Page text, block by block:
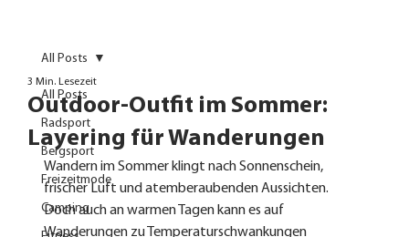
All Posts
Radsport
Bergsport
Freizeitmode
Camping
All Posts
Outdoor-Outfit im Sommer:
Layering für Wanderungen
3 Min. Lesezeit
Wandern im Sommer klingt nach Sonnenschein,
frischer Luft und atemberaubenden Aussichten.
Doch auch an warmen Tagen kann es auf
Wanderungen zu Temperaturschwankungen